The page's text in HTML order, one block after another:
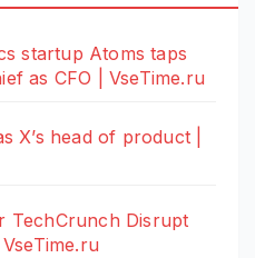
startup Atoms taps
as CFO | VseTime.ru
X’s head of product |
TechCrunch Disrupt